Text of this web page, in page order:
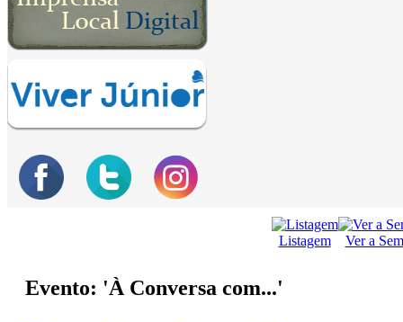
Listagem Ver a
Evento: 'À Conversa com...'